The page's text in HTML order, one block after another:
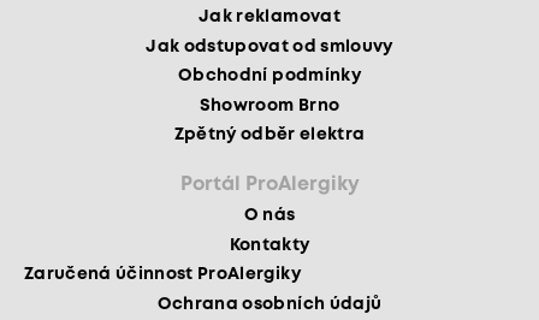
Jak reklamovat
Jak odstupovat od smlouvy
Obchodní podmínky
Showroom Brno
Zpětný odběr elektra
Portál ProAlergiky
O nás
Kontakty
Zaručená účinnost ProAlergiky
Ochrana osobních údajů